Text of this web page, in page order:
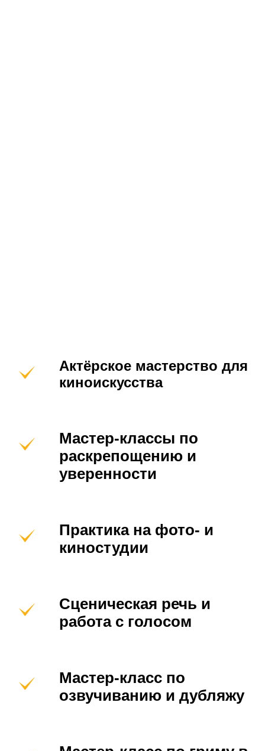
Актёрское мастерство для
киноискусства
Мастер-классы по
раскрепощению и
уверенности
Практика на фото- и
киностудии
Сценическая речь и
работа с голосом
Мастер-класс по
озвучиванию и дубляжу